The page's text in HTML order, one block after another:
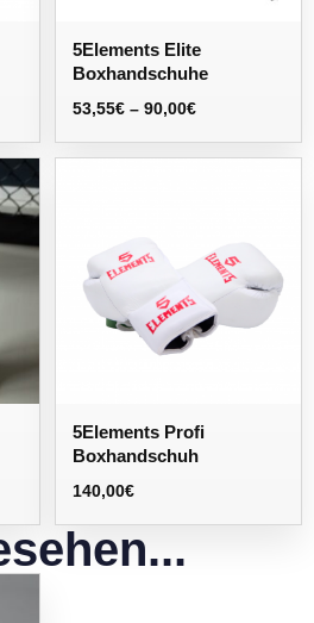
5Elements Elite
Boxhandschuhe
53,55€ – 90,00€
5Elements Profi
Boxhandschuh
140,00€